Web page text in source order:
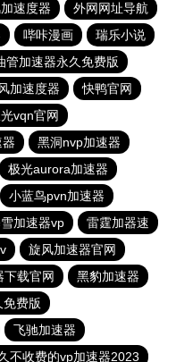
速度器
外网网址导航
哔咔漫画
瑞乐小说
管加速器永久免费版
加速度器
快鸭官网
vqn官网
黑洞nvp加速器
极光aurora加速器
小蓝鸟pvn加速器
加速器vp
雷霆加器速
旋风加速器官网
下载官网
黑豹加速器
免费版
飞驰加速器
不收费的vp加速器2023